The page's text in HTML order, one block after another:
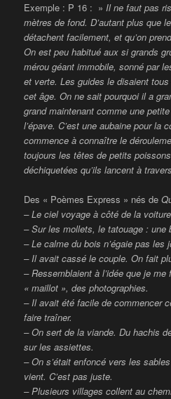
Exemple : P 16 : »Il ne faut pas
mètres de fond. D’autant plus que
détachent facilement, et qu’on
On est peu habitué aux si grands
mérou géant immobile, sonné par
et verte. Les guides le disaient
cet âge. On ne sait pourquoi il a
grand maintenant comme une
l’épave. C’est une aubaine pour la
commence à connaître le
toujours les têtes de petits
déchiquetées qu’ils lancent à
Des « Poèmes Express » nés de
– Le ciel voyage à côté de la
– Sur les mollets, le tatouage : une
– Le calme du bois n’égaie pas les
– Il avait cassé le couple. On fait
– Ressemblaient à l’idée que je
« maillot », des photographies.
– Il avait été facile de commencer
faire traîner.
– On sert de la viande. Du hachis
sur les assiettes.
– On s’était enfoncé vers les
vient. C’est pas juste.
– Plusieurs villages collent au